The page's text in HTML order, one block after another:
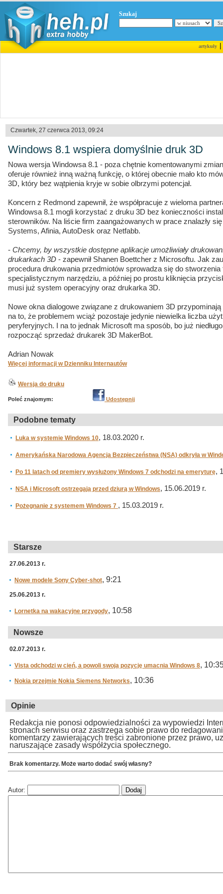
Szukaj
artykuły|
Czwartek, 27 czerwca 2013, 09:24
Windows 8.1 wspiera domyślnie druk 3D
Nowa wersja Windowsa 8.1 - poza chętnie komentowanymi
oferuje również inną ważną funkcję, o której obecnie mało kto
3D, który bez wątpienia kryje w sobie olbrzymi potencjał.
Koncern z Redmond zapewnił, że współpracuje z wieloma
Windowsa 8.1 mogli korzystać z druku 3D bez konieczności
sterowników. Na liście firm zaangażowanych w prace znalazły
Systems, Afinia, AutoDesk oraz Netfabb.
- Chcemy, by wszystkie dostępne aplikacje umożliwiały
drukarkach 3D - zapewnił Shanen Boettcher z Microsoftu. Jak
procedura drukowania przedmiotów sprowadza się do
specjalistycznym narzędziu, a później po prostu kliknięcia
musi już system operacyjny oraz drukarka 3D.
Nowe okna dialogowe związane z drukowaniem 3D
na to, że problemem wciąż pozostaje jedynie niewielka liczba
peryferyjnych. I na to jednak Microsoft ma sposób, bo już
rozpocząć sprzedaż drukarek 3D MakerBot.
Adrian Nowak
Więcej informacji w Dzienniku Internautów
Wersja do druku
Poleć znajomym: Udostępnij
Podobne tematy
Luka w systemie Windows 10, 18.03.2020 r.
Amerykańska Narodowa Agencja Bezpieczeństwa (NSA) odkryła w
Po 11 latach od premiery wysłużony Windows 7 odchodzi na emeryturę,
NSA i Microsoft ostrzegają przed dziurą w Windows, 15.06.2019 r.
Pożegnanie z systemem Windows 7 , 15.03.2019 r.
Starsze
27.06.2013 r.
Nowe modele Sony Cyber-shot, 9:21
25.06.2013 r.
Lornetka na wakacyjne przygody, 10:58
Nowsze
02.07.2013 r.
Vista odchodzi w cień, a powoli swoją pozycję umacnia Windows 8,
Nokia przejmie Nokia Siemens Networks, 10:36
Opinie
Redakcja nie ponosi odpowiedzialności za wypowiedzi
stronach serwisu oraz zastrzega sobie prawo do
komentarzy zawierających treści zabronione przez prawo,
naruszające zasady współżycia społecznego.
Brak komentarzy. Może warto dodać swój własny?
Autor: